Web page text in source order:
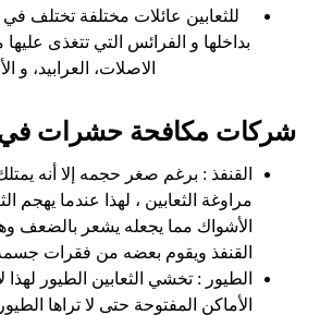
للثعابين عائلات مختلفة تختلف
بداخلها و الفرائس التي تتغذى عليها
الاصلات، العرابيد، و
شركات مكافحة حشرات في
القنفذ : برغم صغر حجمه إلا أنه
مراوغة الثعابين ، لهذا عندما يهجم
الأشواك مما يجعله يشعر بالضعف
القنفذ ويقوم بعضه من فقرات
الطيور : تخشي الثعابين الطيور لهذا
الأماكن المفتوحة حتى لا تراها